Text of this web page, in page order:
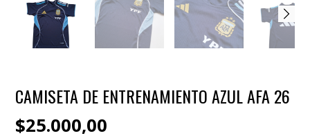
CAMISETA DE ENTRENAMIENTO AZUL AFA 26
$25.000,00